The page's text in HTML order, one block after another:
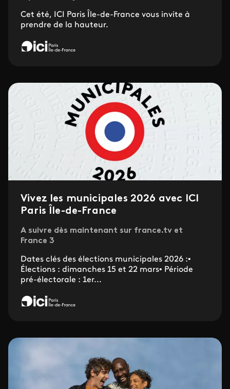
Cet été, ICI Paris Île-de-France vous invite à
prendre de la hauteur.
Vivez les municipales 2026 avec ICI
Paris Île-de-France
A suivre dès maintenant sur france.tv et
France 3
Dates clés des élections municipales 2026 :•
Élections : dimanches 15 et 22 mars• Période
pré-électorale : 1er...